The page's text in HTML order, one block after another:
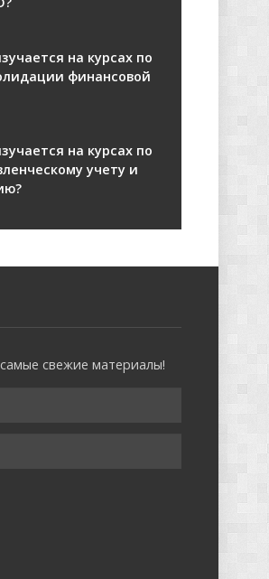
на курсах по
финансовой
на курсах по
учету и
свежие материалы!